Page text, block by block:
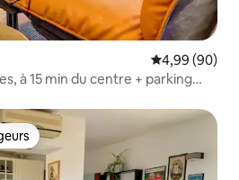
Évaluation
4,99 (90)
à 15 min du centre + parking
les plus appréciés